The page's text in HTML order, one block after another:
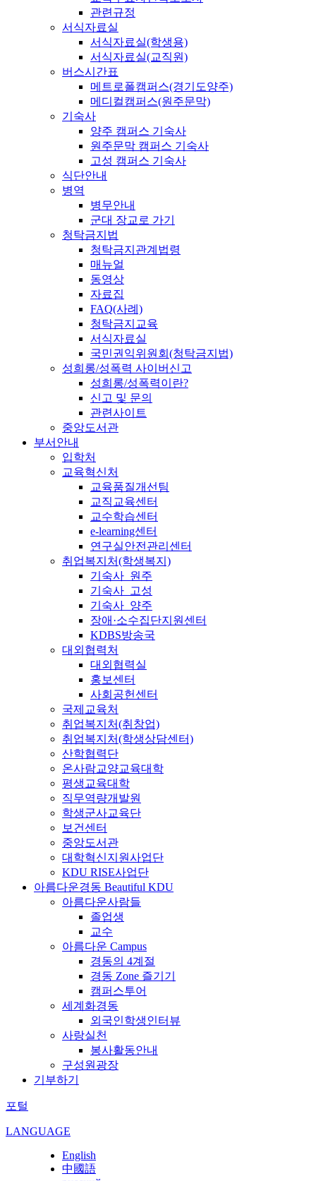
관련규정
서식자료실
서식자료실(학생용)
서식자료실(교직원)
버스시간표
메트로폴캠퍼스(경기도양주)
메디컬캠퍼스(원주문막)
기숙사
양주 캠퍼스 기숙사
원주문막 캠퍼스 기숙사
고성 캠퍼스 기숙사
식단안내
병역
병무안내
군대 장교로 가기
청탁금지법
청탁금지관계법령
매뉴얼
동영상
자료집
FAQ(사례)
청탁금지교육
서식자료실
국민권익위원회(청탁금지법)
성희롱/성폭력 사이버신고
성희롱/성폭력이란?
신고 및 문의
관련사이트
중앙도서관
부서안내
입학처
교육혁신처
교육품질개선팀
교직교육센터
교수학습센터
e-learning센터
연구실안전관리센터
취업복지처(학생복지)
기숙사_원주
기숙사_고성
기숙사_양주
장애·소수집단지원센터
KDBS방송국
대외협력처
대외협력실
홍보센터
사회공헌센터
국제교육처
취업복지처(취창업)
취업복지처(학생상담센터)
산학협력단
온사람교양교육대학
평생교육대학
직무역량개발원
학생군사교육단
보건센터
중앙도서관
대학혁신지원사업단
KDU RISE사업단
아름다운경동 Beautiful KDU
아름다운사람들
졸업생
교수
아름다운 Campus
경동의 4계절
경동 Zone 즐기기
캠퍼스투어
세계화경동
외국인학생인터뷰
사랑실천
봉사활동안내
구성원광장
기부하기
포털
LANGUAGE
English
中國語